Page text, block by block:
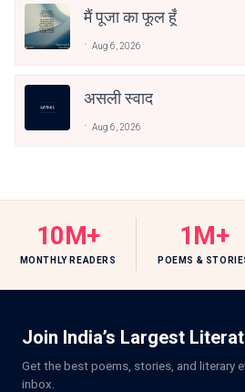
मैं पूजा का फूल हूँ
Aug 6, 2026
असली स्वाद
Aug 6, 2026
10M+
MONTHLY READERS
1M+
POEMS &
Join India’s Largest
Get the best poems, stories, and literary
inbox.